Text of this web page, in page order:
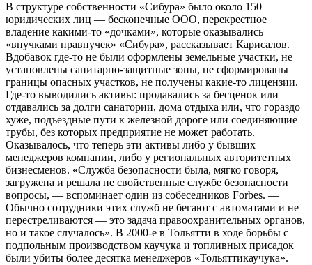
В структуре собственности «Сибура» было около 150
юридических лиц — бесконечные ООО, перекрестное
владение какими-то «дочками», которые оказывались
«внучками правнучек» «Сибура», рассказывает Карисалов.
Вдобавок где-то не были оформлены земельные участки, не
установлены санитарно-защитные зоны, не сформированы
границы опасных участков, не получены какие-то лицензии.
Где-то выводились активы: продавались за бесценок или
отдавались за долги санатории, дома отдыха или, что гораздо
хуже, подъездные пути к железной дороге или соединяющие
трубы, без которых предприятие не может работать.
Оказывалось, что теперь эти активы либо у бывших
менеджеров компании, либо у региональных авторитетных
бизнесменов. «Служба безопасности была, мягко говоря,
загружена и решала не свойственные службе безопасности
вопросы, — вспоминает один из собеседников Forbes. —
Обычно сотрудники этих служб не бегают с автоматами и не
перестреливаются — это задача правоохранительных органов,
но и такое случалось». В 2000-е в Тольятти в ходе борьбы с
подпольным производством каучука и топливных присадок
были убиты более десятка менеджеров «Тольяттикаучука».